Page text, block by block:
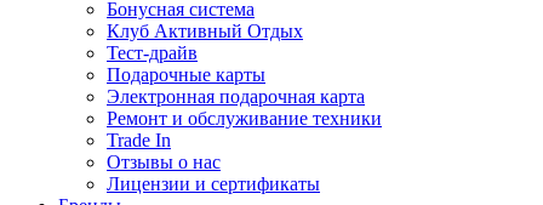
Бонусная система
Клуб Активный Отдых
Тест-драйв
Подарочные карты
Электронная подарочная карта
Ремонт и обслуживание техники
Trade In
Отзывы о нас
Лицензии и сертификаты